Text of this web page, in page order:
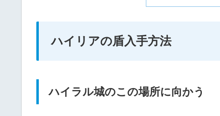
ハイリアの盾入手方法
ハイラル城のこの場所に向かう